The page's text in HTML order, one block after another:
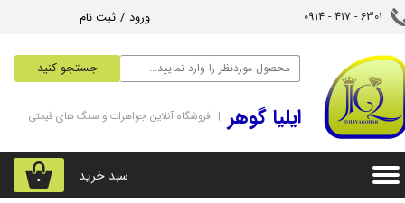
جستجو کنید
ورود / ثبت نام
تغییر گذر واژه
سفارشات
خروج از حساب کاربری
6301 - 417 - 0914​​​​​​​
۰ سبد خرید
‌ایلیا گوهر | فروشگاه آنلاین جواهرات و سنگ های قیمتی